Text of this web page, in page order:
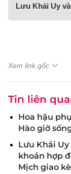
Lưu Khải Uy
Xem link gốc
Tin liên
Hoa hậu
Hào giờ
Lưu Khải
khoản hợp
Mịch giao